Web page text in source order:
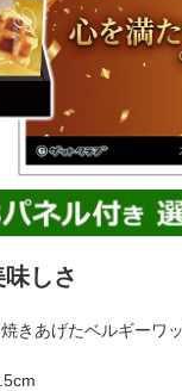
しさ
きあげたベルギーワ